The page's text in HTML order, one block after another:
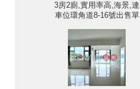
3房2廁,實用率高,海景,連
車位環角道8-16號出售單